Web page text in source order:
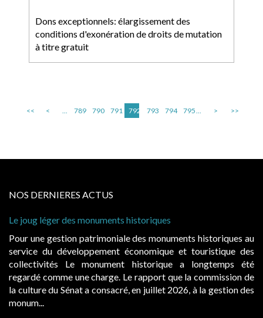
Dons exceptionnels: élargissement des
conditions d'exonération de droits de mutation
à titre gratuit
<< < ... 789 790 791 792 793 794 795... > >>
NOS DERNIERES ACTUS
Le joug léger des monuments historiques
Pour une gestion patrimoniale des monuments historiques au
service du développement économique et touristique des
collectivités Le monument historique a longtemps été
regardé comme une charge. Le rapport que la commission de
la culture du Sénat a consacré, en juillet 2026, à la gestion des
monum...